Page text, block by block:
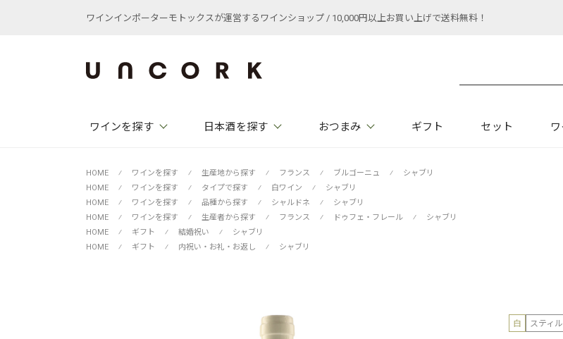
ワインインポーターモトックスが運営するワインショップ / 10,000円以上お買い上げで送料無料！
ワインを探す 日本酒を探す おつまみ ギフト セット
HOME ⁄ ワインを探す ⁄ 生産地から探す ⁄ フランス ⁄ ブルゴーニュ ⁄
シャブリ
HOME
⁄ ワインを探す ⁄ タイプで探す ⁄ 白ワイン ⁄
シャブリ
HOME
⁄ ワインを探す ⁄ 品種から探す ⁄ シャルドネ ⁄
シャブリ
HOME
⁄ ワインを探す ⁄ 生産者から探す ⁄ フランス ⁄ ドゥフェ・フレール ⁄
シャブリ
HOME
⁄ ギフト ⁄ 結婚祝い ⁄
シャブリ
HOME
⁄ ギフト ⁄ 内祝い・お礼・お返し ⁄ シャブリ
白 スティ